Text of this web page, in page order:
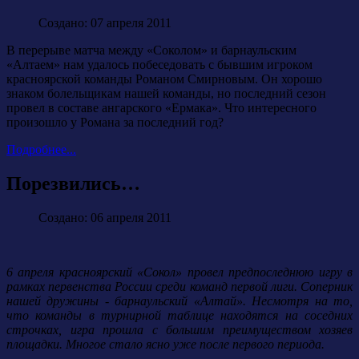
Создано: 07 апреля 2011
В перерыве матча между «Соколом» и барнаульским
«Алтаем» нам удалось побеседовать с бывшим игроком
красноярской команды Романом Смирновым. Он хорошо
знаком болельщикам нашей команды, но последний сезон
провел в составе ангарского «Ермака». Что интересного
произошло у Романа за последний год?
Подробнее...
Порезвились…
Создано: 06 апреля 2011
6 апреля красноярский «Сокол» провел предпоследнюю игру в
рамках первенства России среди команд первой лиги. Соперник
нашей дружины - барнаульский «Алтай». Несмотря на то,
что команды в турнирной таблице находятся на соседних
строчках, игра прошла с большим преимуществом хозяев
площадки. Многое стало ясно уже после первого периода.